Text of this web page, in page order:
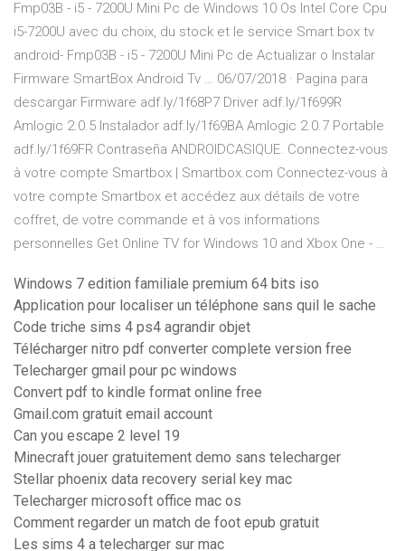
Fmp03B - i5 - 7200U Mini Pc de Windows 10 Os Intel Core Cpu
i5-7200U avec du choix, du stock et le service Smart box tv
android- Fmp03B - i5 - 7200U Mini Pc de Actualizar o Instalar
Firmware SmartBox Android Tv … 06/07/2018 · Pagina para
descargar Firmware adf.ly/1f68P7 Driver adf.ly/1f699R
Amlogic 2.0.5 Instalador adf.ly/1f69BA Amlogic 2.0.7 Portable
adf.ly/1f69FR Contraseña ANDROIDCASIQUE. Connectez-vous
à votre compte Smartbox | Smartbox.com Connectez-vous à
votre compte Smartbox et accédez aux détails de votre
coffret, de votre commande et à vos informations
personnelles Get Online TV for Windows 10 and Xbox One - …
Windows 7 edition familiale premium 64 bits iso
Application pour localiser un téléphone sans quil le sache
Code triche sims 4 ps4 agrandir objet
Télécharger nitro pdf converter complete version free
Telecharger gmail pour pc windows
Convert pdf to kindle format online free
Gmail.com gratuit email account
Can you escape 2 level 19
Minecraft jouer gratuitement demo sans telecharger
Stellar phoenix data recovery serial key mac
Telecharger microsoft office mac os
Comment regarder un match de foot epub gratuit
Les sims 4 a telecharger sur mac